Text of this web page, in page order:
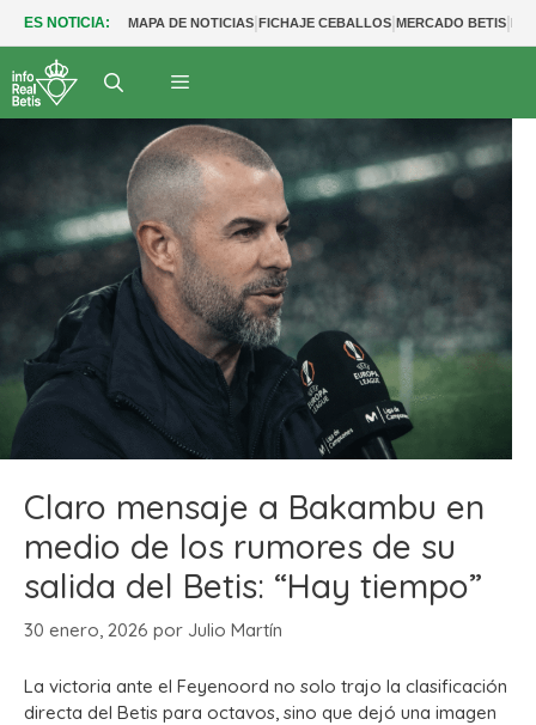
ES NOTICIA: MAPA DE NOTICIAS|FICHAJE CEBALLOS|MERCADO BETIS|
Claro mensaje a Bakambu en
medio de los rumores de su
salida del Betis: “Hay tiempo”
30 enero, 2026 por Julio Martín
La victoria ante el Feyenoord no solo trajo la clasificación
directa del Betis para octavos, sino que dejó una imagen